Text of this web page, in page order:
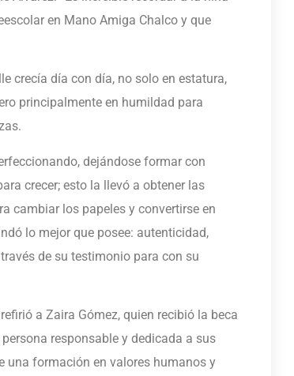
en Mano Amiga Chalco y que
crecía día con día, no solo en estatura,
principalmente en humildad para
dejándose formar con
crecer; esto la llevó a obtener las
cambiar los papeles y convertirse en
lo mejor que posee: autenticidad,
de su testimonio para con su
a Zaira Gómez, quien recibió la beca
persona responsable y dedicada a sus
una formación en valores humanos y